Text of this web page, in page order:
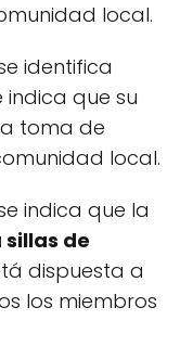
local.
identifica
indica que su
toma de
local.
indica que la
de
dispuesta a
los miembros